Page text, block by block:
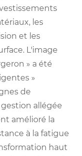
les
et les
L'image
» a été
»
de
allégée
amélioré la
à la fatigue
haut